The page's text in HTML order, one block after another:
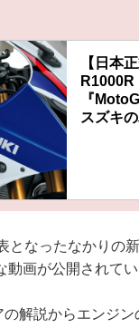
【日本
『
スズキ
となったなかりの
画が公開されてい
解説からエンジ